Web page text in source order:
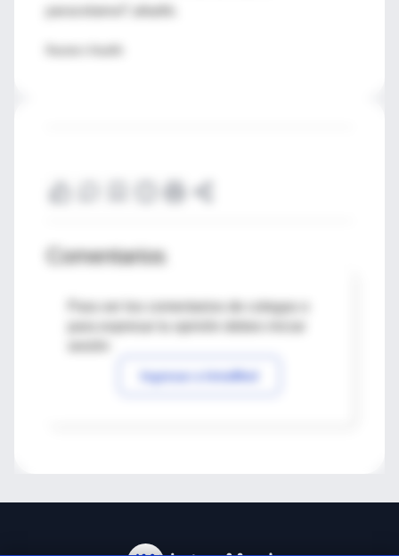
paracetamol", añadió.
Comentarios
Para ver los comentarios de colegas o
Ingresar a IntraMed